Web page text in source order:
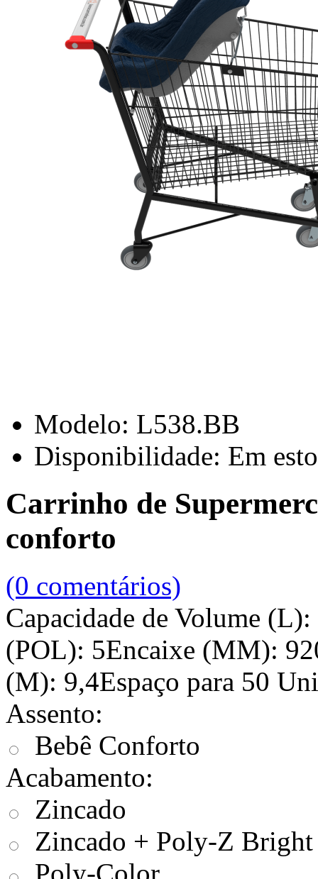
Modelo: L538.BB
Disponibilidade: Em
Carrinho de
conforto
(0 comentários)
Capacidade de Volume
(POL): 5Encaixe (MM):
(M): 9,4Espaço para 50
Assento:
Bebê Conforto
Acabamento:
Zincado
Zincado + Poly-Z Bright
Poly-Color